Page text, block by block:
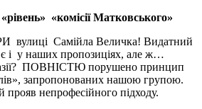
«комісії Матковського»
вулиці Самійла Величка! Видатний
є і у наших пропозиціях, але ж…
ПОВНІСТЮ порушено принцип
запропонованих нашою групою.
прояв непрофесійного підходу.